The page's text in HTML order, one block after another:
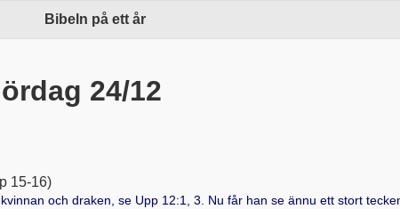
Bibeln på ett år
24/12
15-16)
och draken, se Upp 12:1, 3. Nu får han se ännu ett stort